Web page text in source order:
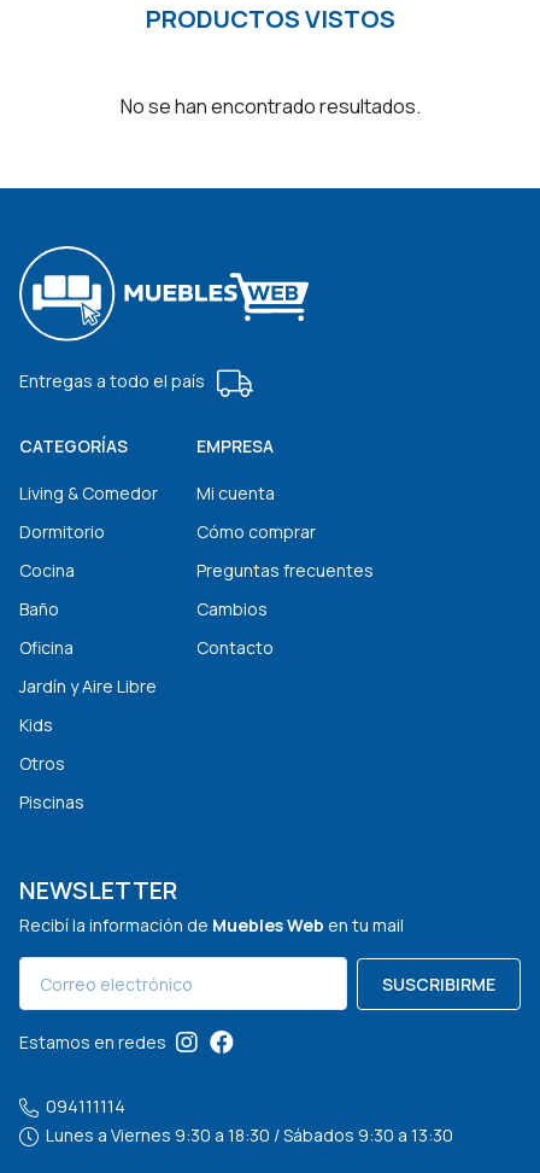
PRODUCTOS VISTOS
No se han encontrado resultados.
Entregas a todo el país
CATEGORÍAS
Living & Comedor
Dormitorio
Cocina
Baño
Oficina
Jardín y Aire Libre
Kids
Otros
Piscinas
EMPRESA
Mi cuenta
Cómo comprar
Preguntas frecuentes
Cambios
Contacto
NEWSLETTER
Recibí la información de Muebles Web en tu mail
SUSCRIBIRME
Estamos en redes
094111114
Lunes a Viernes 9:30 a 18:30 / Sábados 9:30 a 13:30